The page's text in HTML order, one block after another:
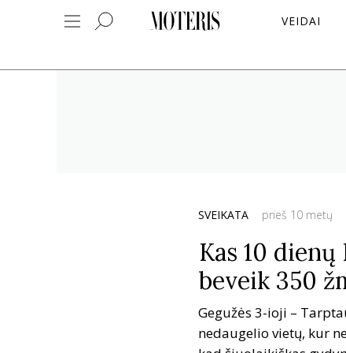
VEIDAI
SVEIKATA prieš 10 metų
Kas 10
beveik 350
Gegužės 3-ioji –
nedaugelio vietų, kur